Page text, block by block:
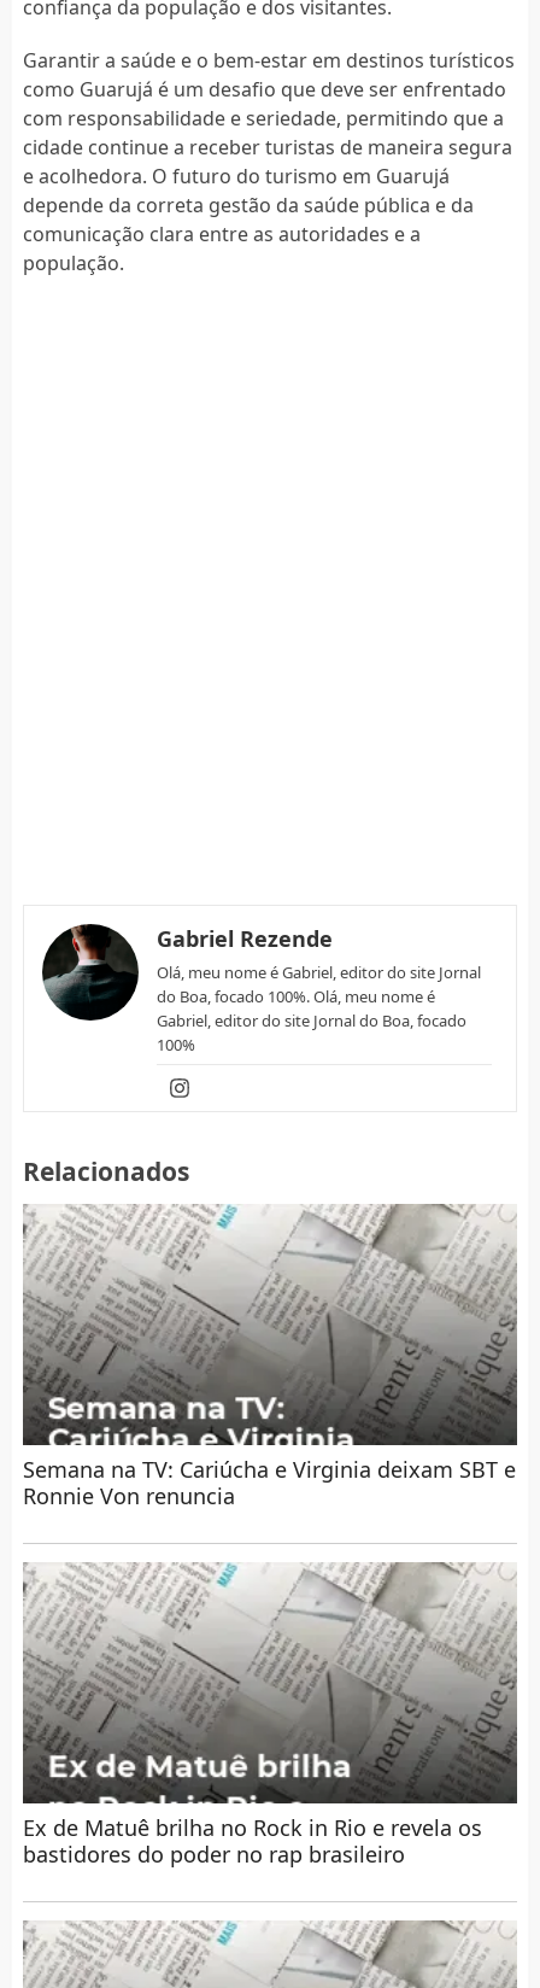
confiança da população e dos visitantes.
Garantir a saúde e o bem-estar em destinos turísticos
como Guarujá é um desafio que deve ser enfrentado
com responsabilidade e seriedade, permitindo que a
cidade continue a receber turistas de maneira segura
e acolhedora. O futuro do turismo em Guarujá
depende da correta gestão da saúde pública e da
comunicação clara entre as autoridades e a
população.
Gabriel Rezende
Olá, meu nome é Gabriel, editor do site Jornal
do Boa, focado 100%. Olá, meu nome é
Gabriel, editor do site Jornal do Boa, focado
100%
Relacionados
Semana na TV: Cariúcha e Virginia deixam SBT e
Ronnie Von renuncia
Ex de Matuê brilha no Rock in Rio e revela os
bastidores do poder no rap brasileiro